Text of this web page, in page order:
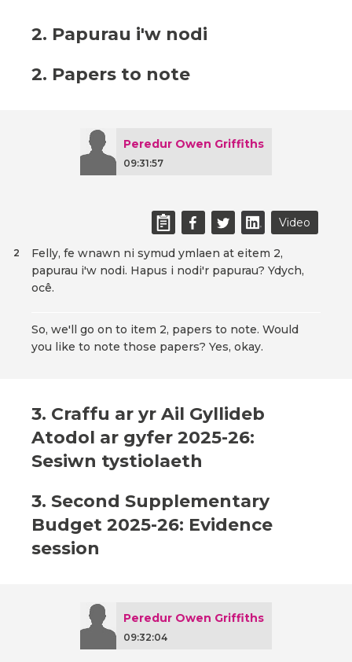
2. Papurau i'w nodi
2. Papers to note
Peredur Owen Griffiths
09:31:57
Video
Felly, fe wnawn ni symud ymlaen at eitem 2,
papurau i'w nodi. Hapus i nodi'r papurau? Ydych,
ocê.
2
So, we'll go on to item 2, papers to note. Would
you like to note those papers? Yes, okay.
3. Craffu ar yr Ail Gyllideb
Atodol ar gyfer 2025-26:
Sesiwn tystiolaeth
3. Second Supplementary
Budget 2025-26: Evidence
session
Peredur Owen Griffiths
09:32:04